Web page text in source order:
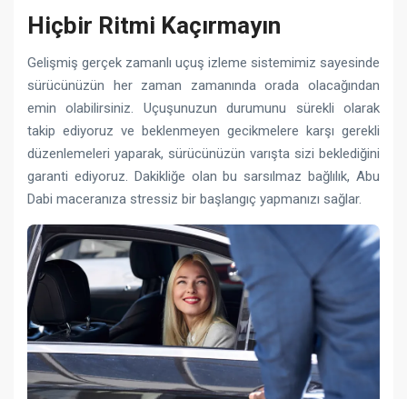
Hiçbir Ritmi Kaçırmayın
Gelişmiş gerçek zamanlı uçuş izleme sistemimiz sayesinde
sürücünüzün her zaman zamanında orada olacağından
emin olabilirsiniz. Uçuşunuzun durumunu sürekli olarak
takip ediyoruz ve beklenmeyen gecikmelere karşı gerekli
düzenlemeleri yaparak, sürücünüzün varışta sizi beklediğini
garanti ediyoruz. Dakikliğe olan bu sarsılmaz bağlılık, Abu
Dabi maceranıza stressiz bir başlangıç ​​yapmanızı sağlar.